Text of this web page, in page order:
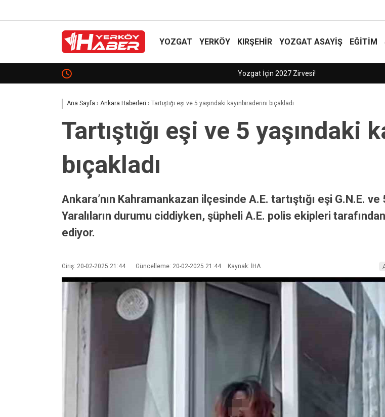
YOZGAT YERKÖY KIRŞEHİR YOZGAT ASAYIŞ EĞİTİM
Ana Sayfa › Ankara Haberleri › Tartıştığı eşi ve 5 yaşındaki kayınbiraderini bıçakladı
Tartıştığı eşi ve 5 yaşındaki
bıçakladı
Ankara’nın Kahramankazan ilçesinde A.E. tartıştığı eşi G.N.E. ve
Yaralıların durumu ciddiyken, şüpheli A.E. polis ekipleri
ediyor.
Giriş: 20-02-2025 21:44 Güncelleme: 20-02-2025 21:44 Kaynak: İHA